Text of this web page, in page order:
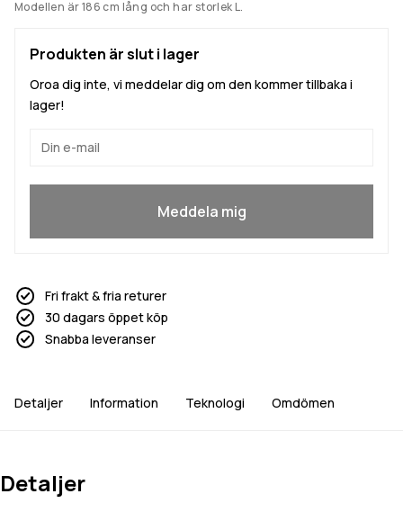
Modellen är 186 cm lång och har storlek L.
Produkten är slut i lager
Oroa dig inte, vi meddelar dig om den kommer tillbaka i
lager!
Meddela mig
Fri frakt & fria returer
30 dagars öppet köp
Snabba leveranser
Detaljer Information Teknologi Omdömen
Detaljer